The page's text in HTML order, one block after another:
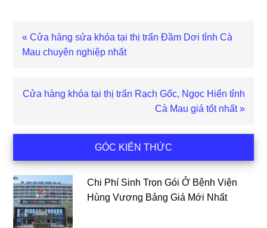
Bài
viết
« Cửa hàng sửa khóa tại thị trấn Đầm Dơi tỉnh Cà
Mau chuyên nghiệp nhất
Bài
Cửa hàng khóa tại thị trấn Rạch Gốc, Ngọc Hiển tỉnh
Cà Mau giá tốt nhất »
chính
GÓC KIẾN THỨC
Chi Phí Sinh Trọn Gói Ở Bệnh Viện
Hùng Vương Bảng Giá Mới Nhất